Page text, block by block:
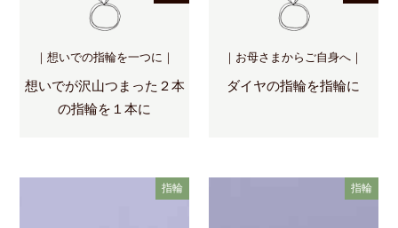
｜想いでの指輪を一つに｜
想いでが沢山つまった２本
の指輪を１本に
｜お母さまからご自身へ｜
ダイヤの指輪を指輪に
指輪 指輪